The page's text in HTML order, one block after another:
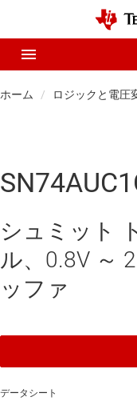
ホーム ロジックと電圧
シュミット
ル、0.8V ～
ッファ
データシート